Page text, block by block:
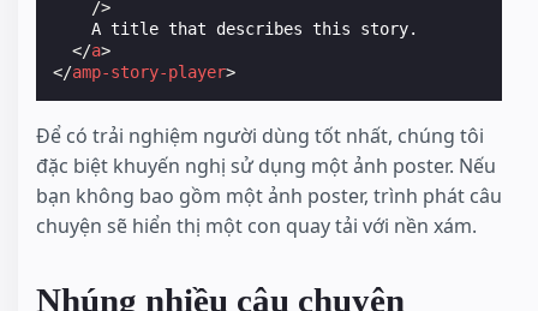
/>
    A title that describes this story.
</a>
</amp-story-player>
Để có trải nghiệm người dùng tốt nhất, chúng tôi
đặc biệt khuyến nghị sử dụng một ảnh poster. Nếu
bạn không bao gồm một ảnh poster, trình phát câu
chuyện sẽ hiển thị một con quay tải với nền xám.
Nhúng nhiều câu chuyện